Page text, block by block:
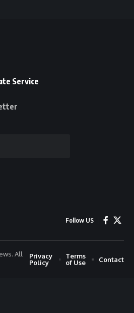
Service
Follow US
All
Privacy
Policy
Terms
of Use
Contact